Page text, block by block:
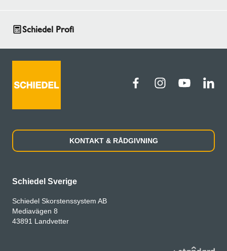
Schiedel Profi
KONTAKT & RÅDGIVNING
Schiedel Sverige
Schiedel Skorstenssystem AB
Mediavägen 8
43891 Landvetter